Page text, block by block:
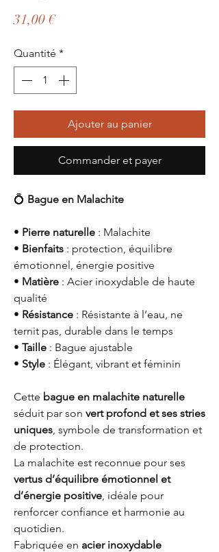
31,00 €Prix
Quantité *
Ajouter au panier
Commander et payer
💍 Bague en Malachite
• Pierre naturelle : Malachite
• Bienfaits : protection, équilibre
émotionnel, énergie positive
• Matière : Acier inoxydable de haute
qualité
• Résistance : Résistante à l’eau, ne
ternit pas, durable dans le temps
• Taille : Bague ajustable
• Style : Élégant, vibrant et féminin
Cette bague en malachite naturelle
séduit par son vert profond et ses stries
uniques, symbole de transformation et
de protection.
La malachite est reconnue pour ses
vertus d’équilibre émotionnel et
d’énergie positive, idéale pour
renforcer confiance et harmonie au
quotidien.
Fabriquée en acier inoxydable